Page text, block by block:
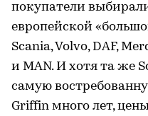
покупатели
европейской
Scania, Volvo, DAF,
и MAN. И хотя та же
самую
Griffin много лет,